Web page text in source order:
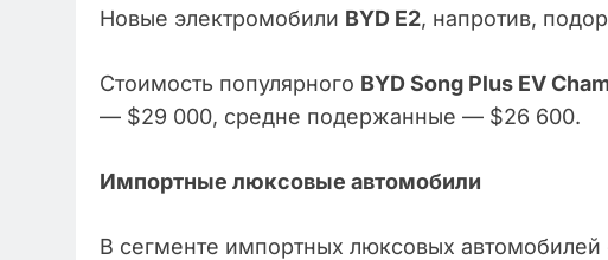
Новые электромобили BYD E2, напротив,
Стоимость популярного BYD Song Plus EV
— $29 000, средне подержанные — $26 600.
Импортные люксовые автомобили
В сегменте импортных люксовых